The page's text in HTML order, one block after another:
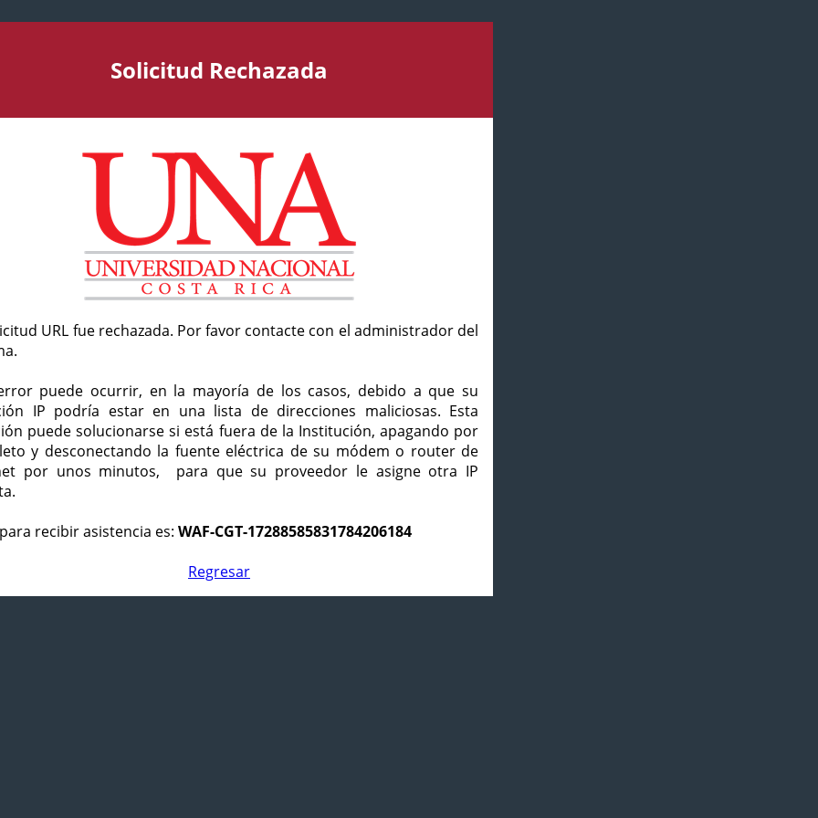
Solicitud Rechazada
URL fue rechazada. Por favor contacte con el administrador del
puede ocurrir, en la mayoría de los casos, debido a que su
IP podría estar en una lista de direcciones maliciosas. Esta
puede solucionarse si está fuera de la Institución, apagando por
y desconectando la fuente eléctrica de su módem o router de
por unos minutos, para que su proveedor le asigne otra IP
recibir asistencia es: WAF-CGT-17288585831784206184
Regresar